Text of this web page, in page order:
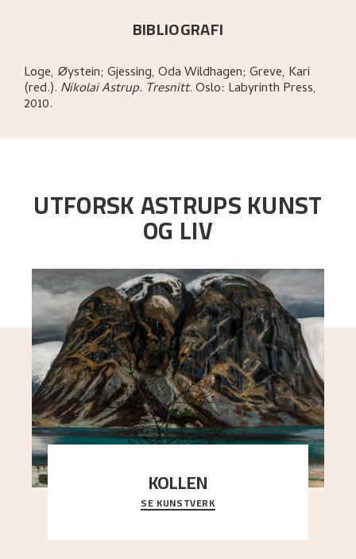
BIBLIOGRAFI
Loge, Øystein; Gjessing, Oda Wildhagen; Greve, Kari
(red.). Nikolai Astrup. Tresnitt.Oslo: Labyrinth Press,
2010.
UTFORSK ASTRUPS KUNST
OG LIV
KOLLEN
Et ruvende fjell dominerer bildeflaten, og står i
sterk kontrast til det spinkle rognetreet ute
SE KUNSTVERK